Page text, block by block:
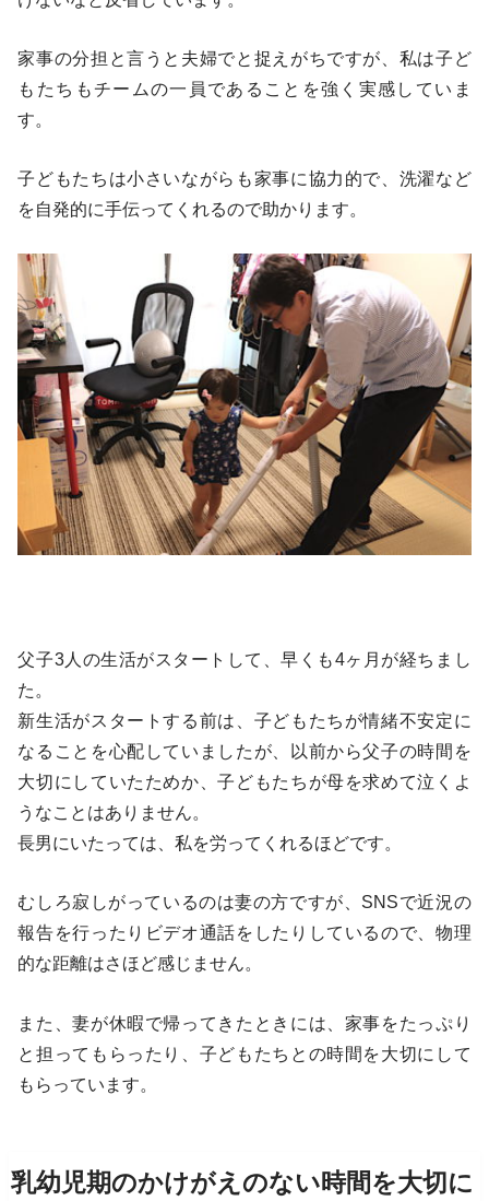
家事の分担と言うと夫婦でと捉えがちですが、私は子ど
もたちもチームの一員であることを強く実感していま
す。
子どもたちは小さいながらも家事に協力的で、洗濯など
を自発的に手伝ってくれるので助かります。
父子3人の生活がスタートして、早くも4ヶ月が経ちまし
た。
新生活がスタートする前は、子どもたちが情緒不安定に
なることを心配していましたが、以前から父子の時間を
大切にしていたためか、子どもたちが母を求めて泣くよ
うなことはありません。
長男にいたっては、私を労ってくれるほどです。
むしろ寂しがっているのは妻の方ですが、SNSで近況の
報告を行ったりビデオ通話をしたりしているので、物理
的な距離はさほど感じません。
また、妻が休暇で帰ってきたときには、家事をたっぷり
と担ってもらったり、子どもたちとの時間を大切にして
もらっています。
乳幼児期のかけがえのない時間を大切に